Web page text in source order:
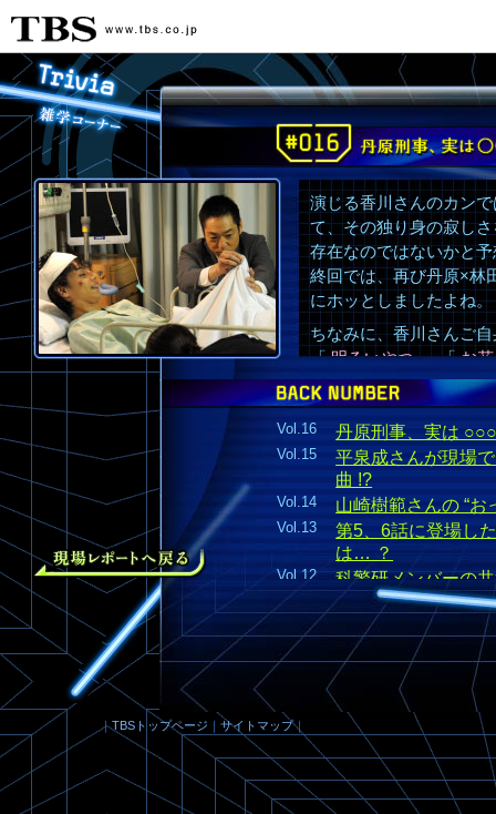
演じる香川さんのカン
て、その独り身の寂し
存在なのではないかと
終回では、再び丹原×林
にホッとしましたよね。
ちなみに、香川さんご
「明るいやつ」 「お
真ん中を歩かせてくれる
そうで… (割本裏表紙よ
ファンのみなさん、参
Vol.16 丹原刑事、実は
Vol.15
平泉成さんが現場
曲 !?
Vol.14 山崎樹範さんの “
Vol.13
第5、6話に登場し
は… ？
Vol.12 科警研メンバーの
Vol.11
八木仁役で出演さ
は… !?
Vol.10 「 掃除のおねえさ
第4話、5話と登場
「 掃除のおじさん
は… !?
Vol.07 「 九十九くん 」
Vol.06 ときどき映る 『 科
Vol.05 リンダくんと丹原
｜TBSトップページ ｜ サイトマップ｜